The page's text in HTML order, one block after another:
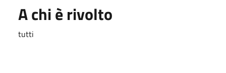
A chi è rivolto
tutti